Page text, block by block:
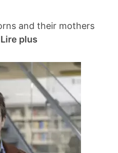
and their mothers
Lire plus